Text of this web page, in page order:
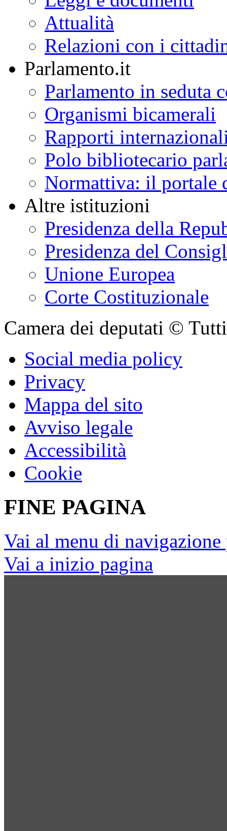
Attualità
Relazioni con i
Parlamento.it
Parlamento in seduta
Organismi bicamerali
Rapporti
Polo bibliotecario
Normattiva: il portale
Altre istituzioni
Presidenza della
Presidenza del
Unione Europea
Corte Costituzionale
Camera dei deputati ©
Social media policy
Privacy
Mappa del sito
Avviso legale
Accessibilità
Cookie
FINE PAGINA
Vai al menu di
Vai a inizio pagina